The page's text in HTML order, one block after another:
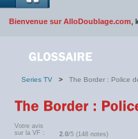
Bienvenue sur AlloDoublage.com
Series TV > The Border : Police
Votre avis
sur la VF :
2.0/5 (148 notes)